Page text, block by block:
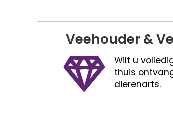
Veehouder &
Wilt u
thuis
dierenarts.